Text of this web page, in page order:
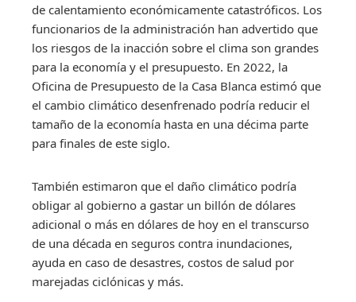
de calentamiento económicamente catastróficos. Los
funcionarios de la administración han advertido que
los riesgos de la inacción sobre el clima son grandes
para la economía y el presupuesto. En 2022, la
Oficina de Presupuesto de la Casa Blanca estimó que
el cambio climático desenfrenado podría reducir el
tamaño de la economía hasta en una décima parte
para finales de este siglo.
También estimaron que el daño climático podría
obligar al gobierno a gastar un billón de dólares
adicional o más en dólares de hoy en el transcurso
de una década en seguros contra inundaciones,
ayuda en caso de desastres, costos de salud por
marejadas ciclónicas y más.